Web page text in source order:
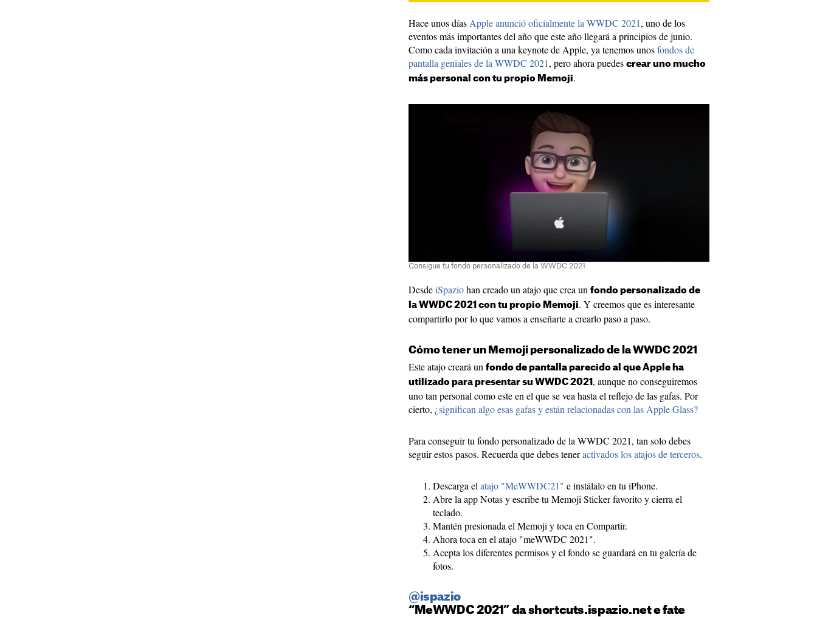
Hace unos días Apple anunció oficialmente la WWDC 2021, uno de los
eventos más importantes del año que este año llegará a principios de junio.
Como cada invitación a una keynote de Apple, ya tenemos unosfondos de
pantalla geniales de la WWDC 2021, pero ahora puedes crear uno mucho
más personal con tu propio Memoji.
Consigue tu fondo personalizado de la WWDC 2021
DesdeiSpaziohan creado un atajo que crea un fondo personalizado de
la WWDC 2021 con tu propio Memoji. Y creemos que es interesante
compartirlo por lo que vamos a enseñarte a crearlo paso a paso.
Cómo tener un Memoji personalizado de la WWDC 2021
Este atajo creará un fondo de pantalla parecido al que Apple ha
utilizado para presentar su WWDC 2021 , aunque no conseguiremos
uno tan personal como este en el que se vea hasta el reflejo de las gafas. Por
cierto, ¿significan algo esas gafas y están relacionadas con las Apple Glass?
Para conseguir tu fondo personalizado de la WWDC 2021, tan solo debes
seguir estos pasos. Recuerda que debes teneractivados los atajos de terceros.
Descarga el atajo "MeWWDC21" e instálalo en tu iPhone.
Abre la app Notas y escribe tu Memoji Sticker favorito y cierra el
teclado.
Mantén presionada el Memoji y toca en Compartir.
Ahora toca en el atajo "meWWDC 2021".
Acepta los diferentes permisos y el fondo se guardará en tu galería de
fotos.
@ispazio
“MeWWDC 2021” da shortcuts.ispazio.net e fate